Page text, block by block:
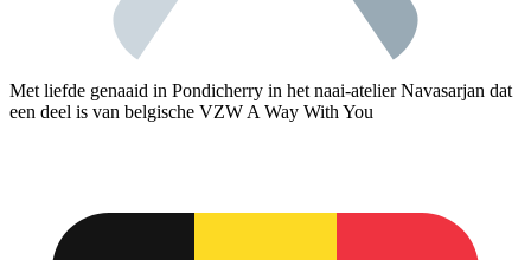
Met liefde genaaid in Pondicherry in het naai-atelier Navasarjan dat
een deel is van belgische VZW A Way With You